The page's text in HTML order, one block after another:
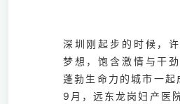
深圳刚起步的时候，
梦想，饱含激情与干
蓬勃生命力的城市一
9月，远东龙岗妇产医